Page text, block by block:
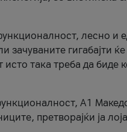
лесно и
гигабајти
исто така треба да
А1
претворајќи ја